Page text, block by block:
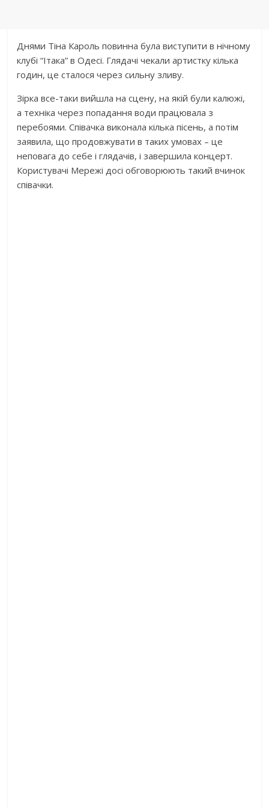
Днями Тіна Кароль повинна була виступити в нічному
клубі “Ітака” в Одесі. Глядачі чекали артистку кілька
годин, це сталося через сильну зливу.
Зірка все-таки вийшла на сцену, на якій були калюжі,
а техніка через попадання води працювала з
перебоями. Співачка виконала кілька пісень, а потім
заявила, що продовжувати в таких умовах – це
неповага до себе і глядачів, і завершила концерт.
Користувачі Мережі досі обговорюють такий вчинок
співачки.